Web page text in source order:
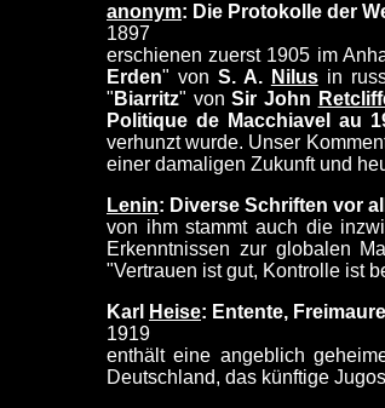
anonym: Die Protokolle der
1897
erschienen zuerst 1905 im
Erden" von S. A. Nilusin
" Biarritz" vonSir John
Politique de Macchiavel au
verhunzt wurde. Unser
einer damaligen Zukunft und
Lenin: Diverse Schriften vor
von ihm stammt auch die
Erkenntnissen zur globalen
"Vertrauen ist gut, Kontrolle ist
Karl
Heise: Entente,
1919
enthält eine angeblich
Deutschland, das künftige